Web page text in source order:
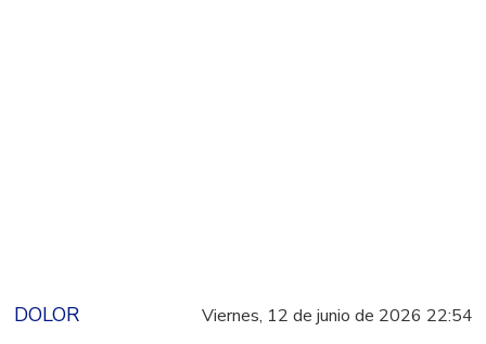
DOLOR Viernes, 12 de junio de 2026 22:54